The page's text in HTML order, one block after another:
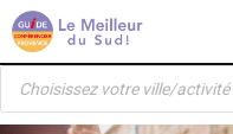
Panneau de gestion des
Skip
to
content
Recherche
produits